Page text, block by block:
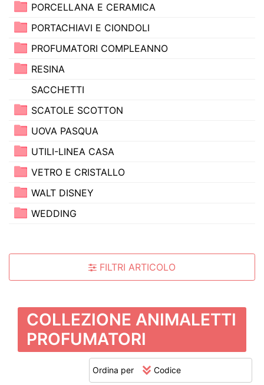
PORCELLANA E CERAMICA
PORTACHIAVI E CIONDOLI
PROFUMATORI COMPLEANNO
RESINA
SACCHETTI
SCATOLE SCOTTON
UOVA PASQUA
UTILI-LINEA CASA
VETRO E CRISTALLO
WALT DISNEY
WEDDING
FILTRI ARTICOLO
COLLEZIONE ANIMALETTI
PROFUMATORI
Ordina per